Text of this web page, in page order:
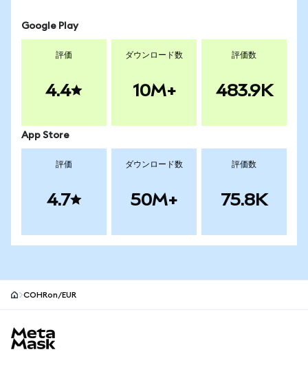
Google Play
評価
4.4
ダウンロード数
10M+
評価数
483.9K
App Store
評価
4.7
ダウンロード数
50M+
評価数
75.8K
COHRon/EUR